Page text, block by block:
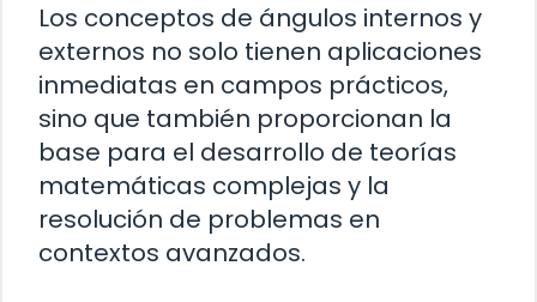
Los conceptos de ángulos internos y
externos no solo tienen aplicaciones
inmediatas en campos prácticos,
sino que también proporcionan la
base para el desarrollo de teorías
matemáticas complejas y la
resolución de problemas en
contextos avanzados.